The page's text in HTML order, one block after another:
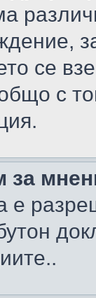
се
с
за
е